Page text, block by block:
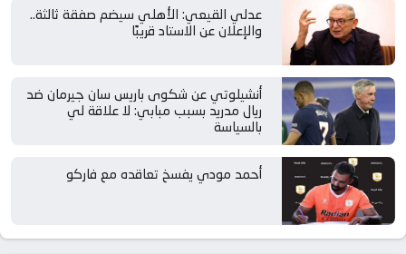
عدلي القيعي: الأهلي سيضم صفقة ثالثة..
والإعلان عن الاستاد قريبًا
أنشيلوتي عن شكوى باريس سان جيرمان ضد
ريال مدريد بسبب مبابي: لا علاقة لي
بالسياسة
أحمد مودي يفسخ تعاقده مع فاركو